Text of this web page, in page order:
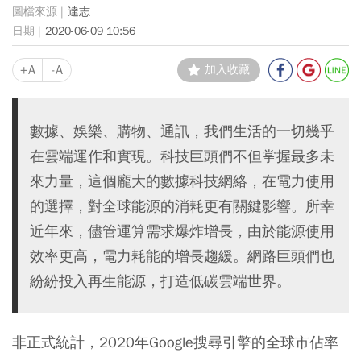
達志
2020-06-09 10:56
+A -A 加入收藏
數據、娛樂、購物、通訊，我們生活的一切幾乎
在雲端運作和實現。科技巨頭們不但掌握最多未
來力量，這個龐大的數據科技網絡，在電力使用
的選擇，對全球能源的消耗更有關鍵影響。所幸
近年來，儘管運算需求爆炸增長，由於能源使用
效率更高，電力耗能的增長趨緩。網路巨頭們也
紛紛投入再生能源，打造低碳雲端世界。
非正式統計，2020年Google搜尋引擎的全球市佔率